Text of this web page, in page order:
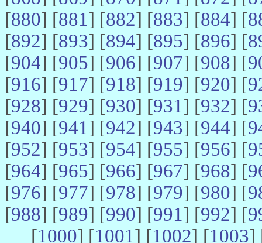
[880] [881] [882] [883] [884] [
[892] [893] [894] [895] [896] [
[904] [905] [906] [907] [908] [
[916] [917] [918] [919] [920] [
[928] [929] [930] [931] [932] [
[940] [941] [942] [943] [944] [
[952] [953] [954] [955] [956] [
[964] [965] [966] [967] [968] [
[976] [977] [978] [979] [980] [
[988] [989] [990] [991] [992] [
[1000] [1001] [1002] [1003]